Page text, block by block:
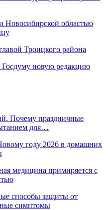
областью
Троицкого района
Госдуму новую редакцию
Почему праздничные
для…
году 2026 в домашних
медицина примиряется с
способы защиты от
симптомы